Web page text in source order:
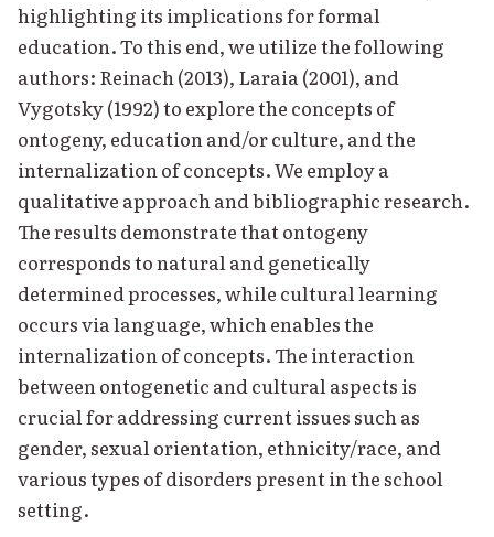
highlighting its implications for formal
education. To this end, we utilize the following
authors: Reinach (2013), Laraia (2001), and
Vygotsky (1992) to explore the concepts of
ontogeny, education and/or culture, and the
internalization of concepts. We employ a
qualitative approach and bibliographic research.
The results demonstrate that ontogeny
corresponds to natural and genetically
determined processes, while cultural learning
occurs via language, which enables the
internalization of concepts. The interaction
between ontogenetic and cultural aspects is
crucial for addressing current issues such as
gender, sexual orientation, ethnicity/race, and
various types of disorders present in the school
setting.